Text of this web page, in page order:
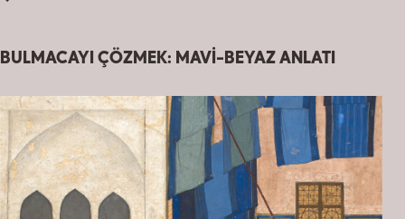
BULMACAYI ÇÖZMEK: MAVİ-BEYAZ ANLATI